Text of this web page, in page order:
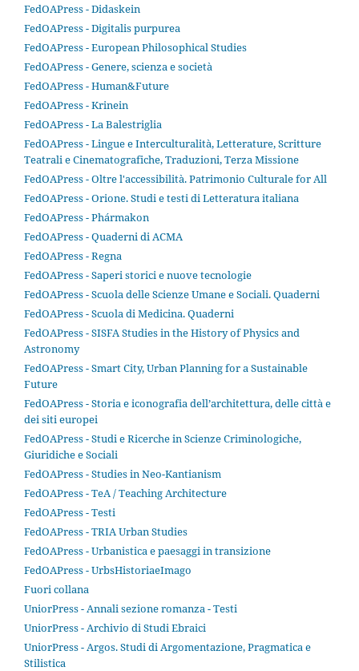
FedOAPress - Didaskein
FedOAPress - Digitalis purpurea
FedOAPress - European Philosophical Studies
FedOAPress - Genere, scienza e società
FedOAPress - Human&Future
FedOAPress - Krinein
FedOAPress - La Balestriglia
FedOAPress - Lingue e Interculturalità, Letterature, Scritture
Teatrali e Cinematografiche, Traduzioni, Terza Missione
FedOAPress - Oltre l'accessibilità. Patrimonio Culturale for All
FedOAPress - Orione. Studi e testi di Letteratura italiana
FedOAPress - Phármakon
FedOAPress - Quaderni di ACMA
FedOAPress - Regna
FedOAPress - Saperi storici e nuove tecnologie
FedOAPress - Scuola delle Scienze Umane e Sociali. Quaderni
FedOAPress - Scuola di Medicina. Quaderni
FedOAPress - SISFA Studies in the History of Physics and
Astronomy
FedOAPress - Smart City, Urban Planning for a Sustainable
Future
FedOAPress - Storia e iconografia dell’architettura, delle città e
dei siti europei
FedOAPress - Studi e Ricerche in Scienze Criminologiche,
Giuridiche e Sociali
FedOAPress - Studies in Neo-Kantianism
FedOAPress - TeA / Teaching Architecture
FedOAPress - Testi
FedOAPress - TRIA Urban Studies
FedOAPress - Urbanistica e paesaggi in transizione
FedOAPress - UrbsHistoriaeImago
Fuori collana
UniorPress - Annali sezione romanza - Testi
UniorPress - Archivio di Studi Ebraici
UniorPress - Argos. Studi di Argomentazione, Pragmatica e
Stilistica